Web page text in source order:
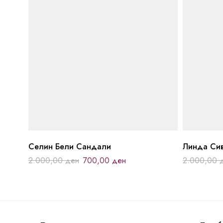
Селин Бели Сандали
2.000,00ден 700,00 ден
Линда
2.000,00